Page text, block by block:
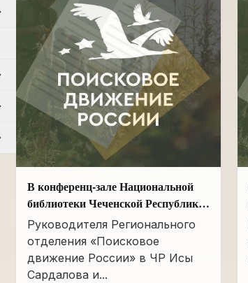
В конференц-зале Национальной
библиотеки Чеченской Республики
им. А.А. Айдамирова прошло
заседание
Руководителя Регионального
отделения «Поисковое
движение России» в ЧР Исы
Сардалова и...